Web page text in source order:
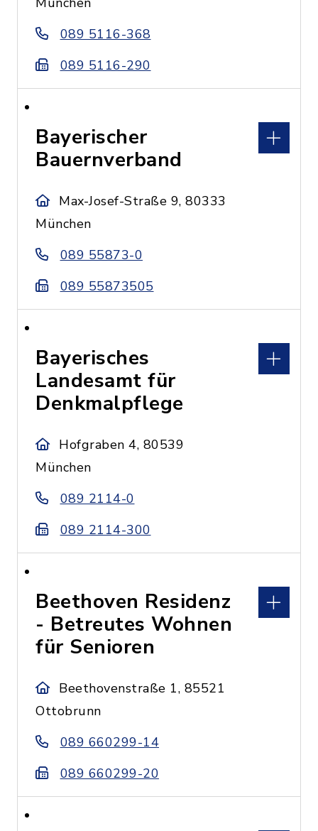
089 5116-368
089 5116-290
Bayerischer
Bauernverband
Max-Josef-Straße 9, 80333
München
089 55873-0
089 55873505
Bayerisches
Landesamt für
Denkmalpflege
Hofgraben 4, 80539
München
089 2114-0
089 2114-300
Beethoven Residenz
- Betreutes Wohnen
für Senioren
Beethovenstraße 1, 85521
Ottobrunn
089 660299-14
089 660299-20